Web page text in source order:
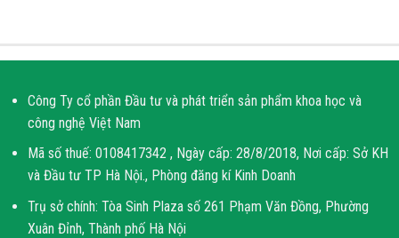
Công Ty cổ phần Đầu tư và phát triển sản phẩm khoa học và
công nghệ Việt Nam
Mã số thuế: 0108417342 , Ngày cấp: 28/8/2018, Nơi cấp: Sở KH
và Đầu tư TP Hà Nội., Phòng đăng kí Kinh Doanh
Trụ sở chính: Tòa Sinh Plaza số 261 Phạm Văn Đồng, Phường
Xuân Đỉnh, Thành phố Hà Nội